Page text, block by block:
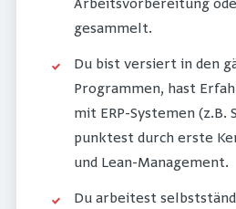
Arbeitsvorbereitung
gesammelt.
Du bist versiert in den
Programmen, hast
mit ERP-Systemen (z.B.
punktest durch erste
und Lean-Management.
Du arbeitest